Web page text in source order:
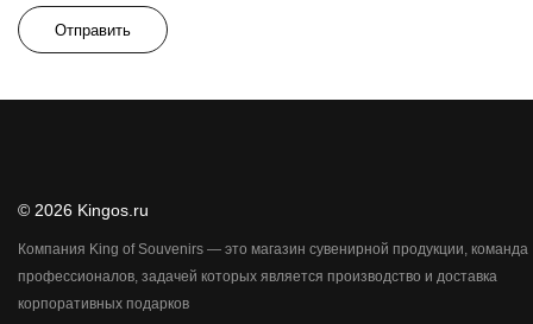
Отправить
© 2026 Kingos.ru
Компания King of Souvenirs — это магазин сувенирной продукции, команда
профессионалов, задачей которых является производство и доставка
корпоративных подарков